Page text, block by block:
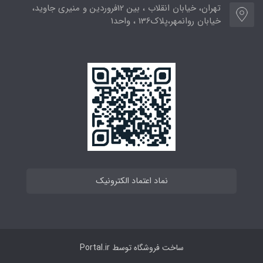
تهران، خیابان انقلاب ، بین 12فروردین و منیری جاوید،
خیابان روانمهر،پلاک136 ، واحد1
نماد اعتماد الکترونیک
ساخت فروشگاه توسطPortal.ir